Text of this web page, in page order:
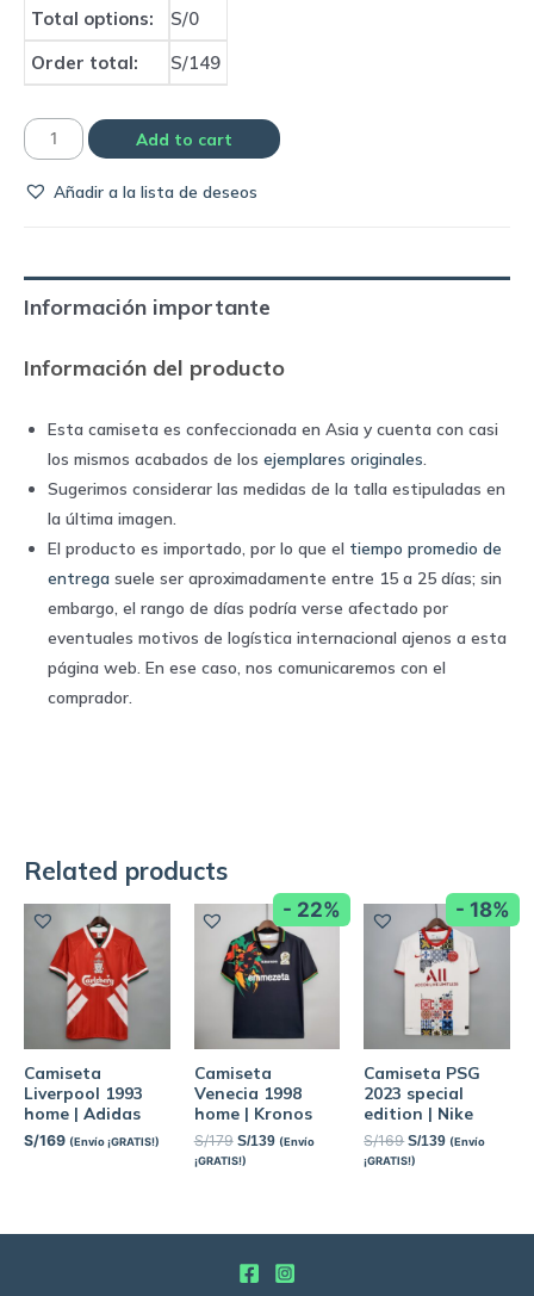
Total options:
S/0
Order total:
S/149
Camiseta
de
home
|
quantity
Add to cart
Añadir a la lista de deseos
Información importante
Información del producto
Esta camiseta es confeccionada en Asia y cuenta con casi
los mismos acabados de los ejemplares originales.
Sugerimos considerar las medidas de la talla estipuladas en
la última imagen.
El producto es importado, por lo que el tiempo promedio de
entrega suele ser aproximadamente entre 15 a 25 días; sin
embargo, el rango de días podría verse afectado por
eventuales motivos de logística internacional ajenos a esta
página web. En ese caso, nos comunicaremos con el
comprador.
Related products
Camiseta
Liverpool 1993
home | Adidas
S/169 (Envío ¡GRATIS!)
- 22%
Camiseta
Venecia 1998
home | Kronos
S/179 S/139 (Envío
¡GRATIS!)
- 18%
Camiseta PSG
2023 special
edition | Nike
S/169 S/139 (Envío
¡GRATIS!)